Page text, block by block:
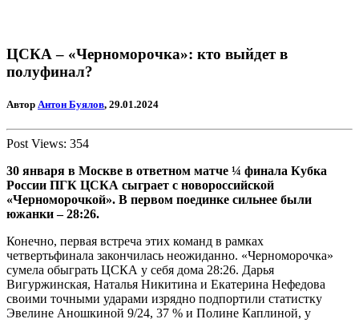
ЦСКА – «Черноморочка»: кто выйдет в
полуфинал?
Автор Антон Буялов, 29.01.2024
Post Views: 354
30 января в Москве в ответном матче ¼ финала Кубка
России ПГК ЦСКА сыграет с новороссийской
«Черноморочкой». В первом поединке сильнее были
южанки – 28:26.
Конечно, первая встреча этих команд в рамках
четвертьфинала закончилась неожиданно. «Черноморочка»
сумела обыграть ЦСКА у себя дома 28:26. Дарья
Вигуржинская, Наталья Никитина и Екатерина Нефедова
своими точными ударами изрядно подпортили статистку
Эвелине Аношкиной 9/24, 37 % и Полине Каплиной, у